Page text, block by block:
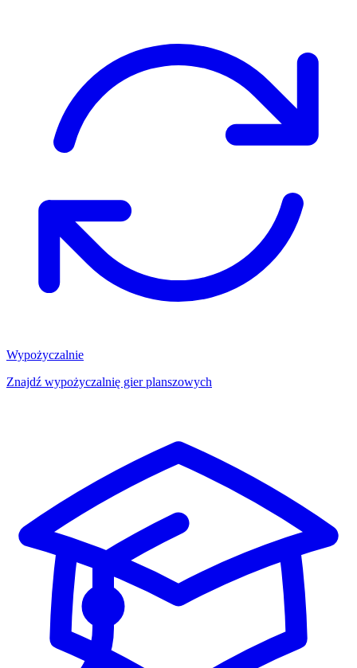
Wypożyczalnie
Znajdź wypożyczalnię gier planszowych